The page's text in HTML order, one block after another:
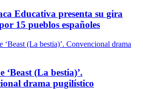
Educativa presenta su gira
15 pueblos españoles
‘Beast (La bestia)’.
drama pugilístico